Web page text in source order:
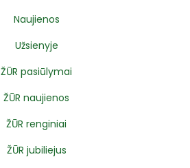
Naujienos
Užsienyje
ŽŪR pasiūlymai
ŽŪR naujienos
ŽŪR renginiai
ŽŪR jubiliejus